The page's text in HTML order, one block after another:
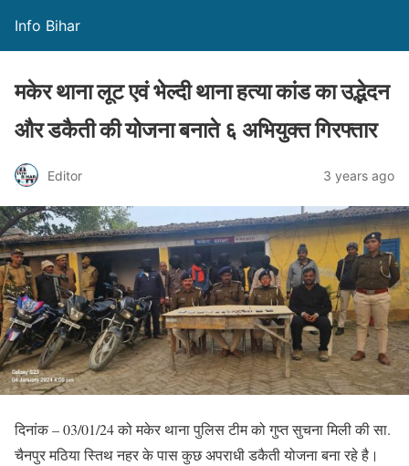
Info Bihar
मकेर थाना लूट एवं भेल्दी थाना हत्या कांड का उद्भेदन
और डकैती की योजना बनाते ६ अभियुक्त गिरफ्तार
Editor 3 years ago
दिनांक – 03/01/24 को मकेर थाना पुलिस टीम को गुप्त सुचना मिली की सा.
चैनपुर मठिया स्तिथ नहर के पास कुछ अपराधी डकैती योजना बना रहे है।